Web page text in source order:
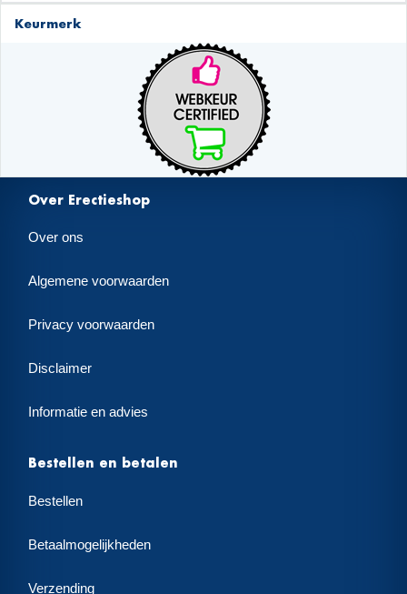
Keurmerk
Over Erectieshop
Over ons
Algemene voorwaarden
Privacy voorwaarden
Disclaimer
Informatie en advies
Bestellen en betalen
Bestellen
Betaalmogelijkheden
Verzending